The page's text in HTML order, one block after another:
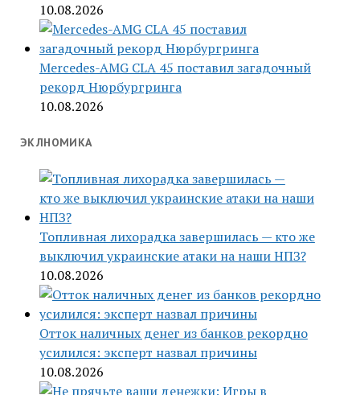
10.08.2026
Mercedes-AMG CLA 45 поставил загадочный
рекорд Нюрбургринга
10.08.2026
ЭКЛНОМИКА
Топливная лихорадка завершилась — кто же
выключил украинские атаки на наши НПЗ?
10.08.2026
Отток наличных денег из банков рекордно
усилился: эксперт назвал причины
10.08.2026